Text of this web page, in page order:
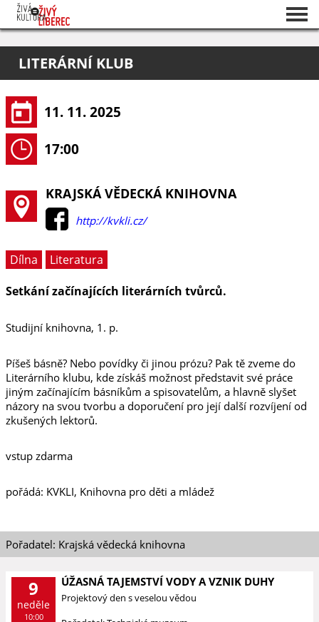
O projektu
Pořadatelé
LITERÁRNÍ KLUB
11. 11. 2025
17:00
KRAJSKÁ VĚDECKÁ KNIHOVNA
http://kvkli.cz/
Dílna
Literatura
Setkání začínajících literárních tvůrců.
Studijní knihovna, 1. p.
Píšeš básně? Nebo povídky či jinou prózu? Pak tě zveme do
Literárního klubu, kde získáš možnost představit své práce
jiným začínajícím básníkům a spisovatelům, a hlavně slyšet
názory na svou tvorbu a doporučení pro její další rozvíjení od
zkušených lektorů.
vstup zdarma
pořádá: KVKLI, Knihovna pro děti a mládež
Pořadatel: Krajská vědecká knihovna
9
neděle
10:00
ÚŽASNÁ TAJEMSTVÍ VODY A VZNIK DUHY
Projektový den s veselou vědou